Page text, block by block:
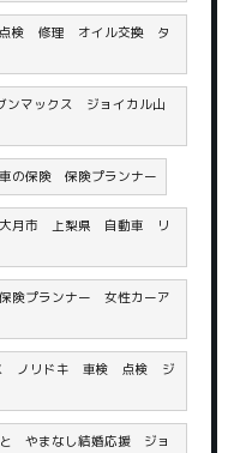
検 修理 オイル交換 タ
マックス ジョイカル山
保険 保険プランナー
月市 上梨県 自動車 リ
険プランナー 女性カーア
ノリドキ 車検 点検 ジ
やまなし結婚応援 ジョ